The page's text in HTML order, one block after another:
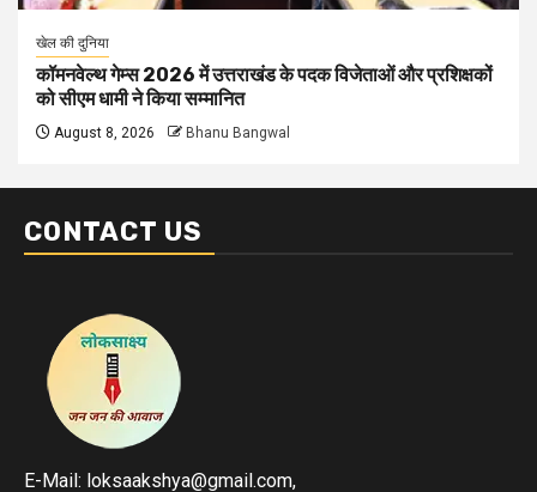
खेल की दुनिया
कॉमनवेल्थ गेम्स 2026 में उत्तराखंड के पदक विजेताओं और प्रशिक्षकों
को सीएम धामी ने किया सम्मानित
August 8, 2026 Bhanu Bangwal
CONTACT US
E-Mail: loksaakshya@gmail.com,